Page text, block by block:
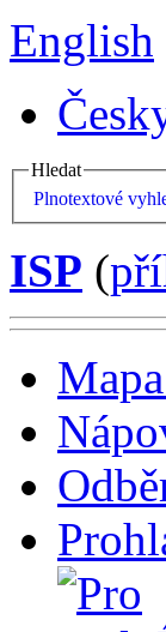
English
Hledat
Plnotextové
ISP (